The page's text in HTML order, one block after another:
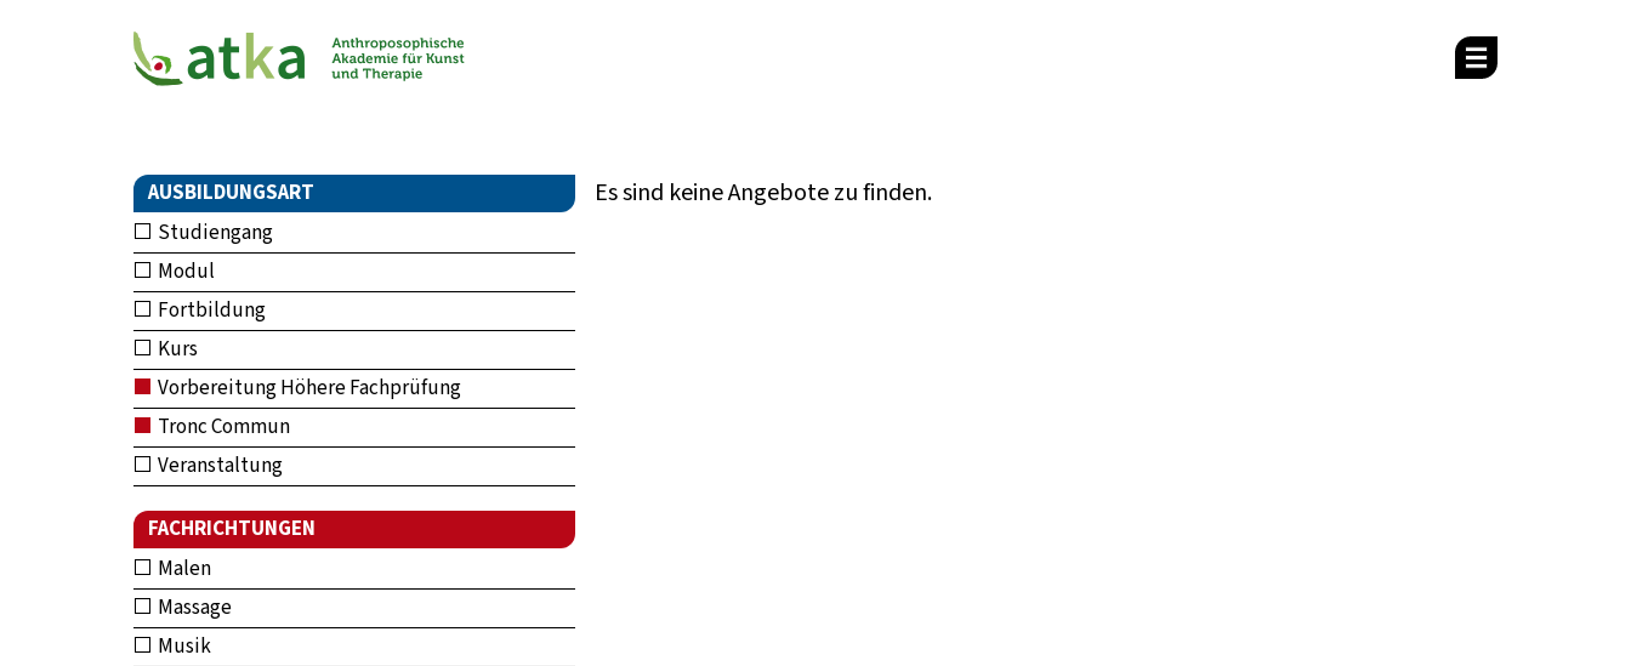
AUSBILDUNGSART
Studiengang
Modul
Fortbildung
Kurs
Vorbereitung Höhere Fachprüfung
Tronc Commun
Veranstaltung
FACHRICHTUNGEN
Malen
Massage
Musik
Es sind keine Angebote zu finden.